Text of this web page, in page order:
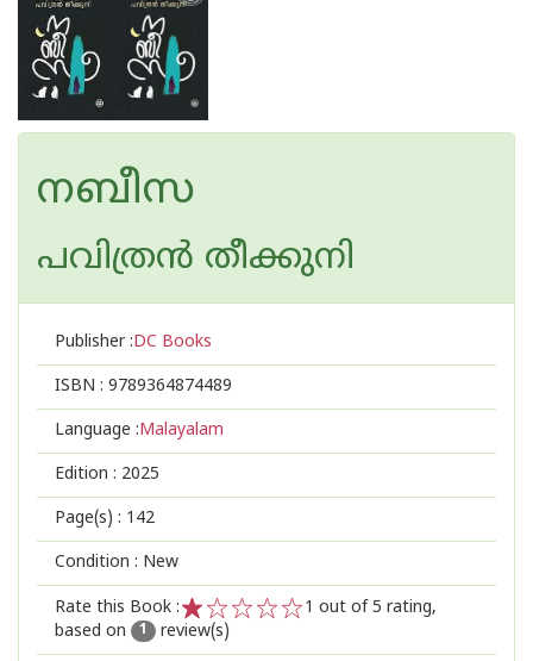
നബീസ
പവിത്രന്‍ തീക്കുനി
Publisher :DC Books
ISBN : 9789364874489
Language :Malayalam
Edition : 2025
Page(s) : 142
Condition : New
Rate this Book :
2
1
1 out of 5 rating,
based on
1 review(s)